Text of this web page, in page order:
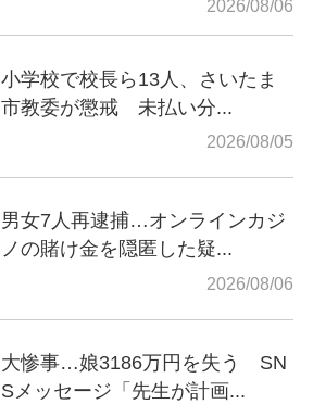
2026/08/06
小学校で校長ら13人、さいたま
市教委が懲戒 未払い分...
2026/08/05
男女7人再逮捕…オンラインカジ
ノの賭け金を隠匿した疑...
2026/08/06
大惨事…娘3186万円を失う SN
Sメッセージ「先生が計画...